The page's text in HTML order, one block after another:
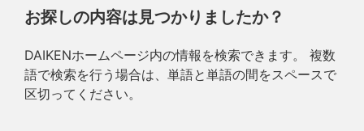
お探しの内容は見つかりましたか？
DAIKENホームページ内の情報を検索できます。 複数
語で検索を行う場合は、単語と単語の間をスペースで
区切ってください。